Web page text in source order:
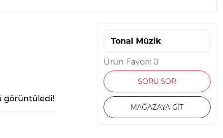
Tonal Müzik
Ürün Favori: 0
SORU SOR
MAĞAZAYA GİT
görüntüledi!